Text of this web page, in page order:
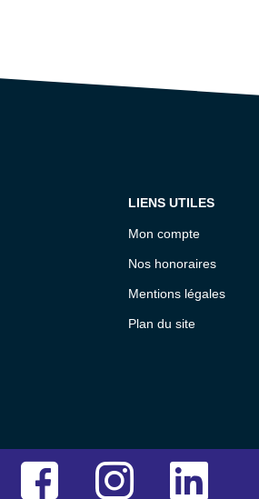
LIENS UTILES
Mon compte
Nos honoraires
Mentions légales
Plan du site